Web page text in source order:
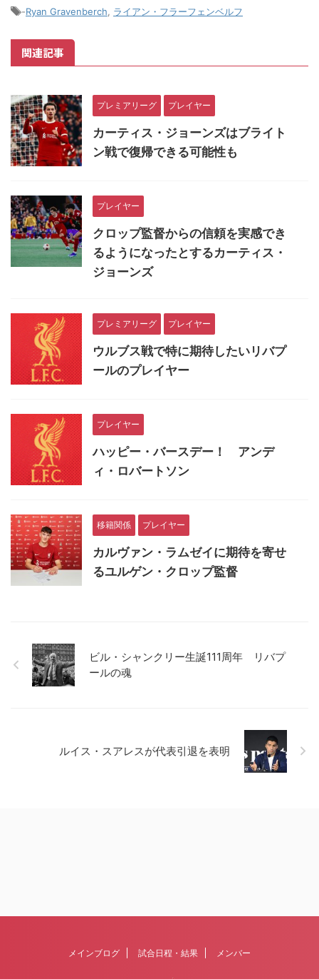
-Ryan Gravenberch ライアン・フラーフェンベルフ
関連記事
プレミアリーグ プレイヤー
カーティス・ジョーンズはブライト
ン戦で復帰できる可能性も
プレイヤー
クロップ監督からの信頼を実感でき
るようになったとするカーティス・
ジョーンズ
プレミアリーグ プレイヤー
ウルブス戦で特に期待したいリバプ
ールのプレイヤー
プレイヤー
ハッピー・バースデー！ アンデ
ィ・ロバートソン
移籍関係 プレイヤー
カルヴァン・ラムゼイに期待を寄せ
るユルゲン・クロップ監督
ビル・シャンクリー生誕111周年 リバプ
ールの魂
ルイス・スアレスが代表引退を表明
メインブログ 試合日程・結果 メンバー